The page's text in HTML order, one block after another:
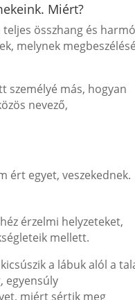
Miért?
összhang és
melynek
személyé más, hogyan
nevező,
ért egyet, veszekednek.
érzelmi helyzeteket,
mellett.
a lábuk alól a
egyensúly
miért sértik meg